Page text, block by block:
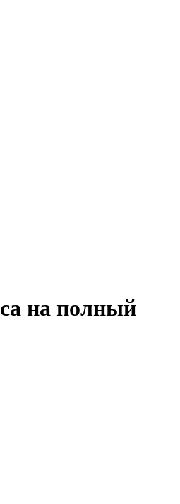
на полный